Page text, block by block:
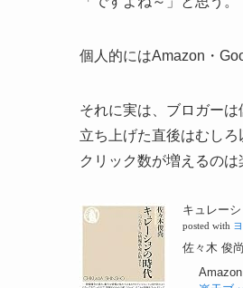
個人的にはAmazon・
それに実は、ブロガーは
立ち上げた直後はむしろ
クリック数が増えるのは
キュレー
posted with
佐々木 俊
Amazon